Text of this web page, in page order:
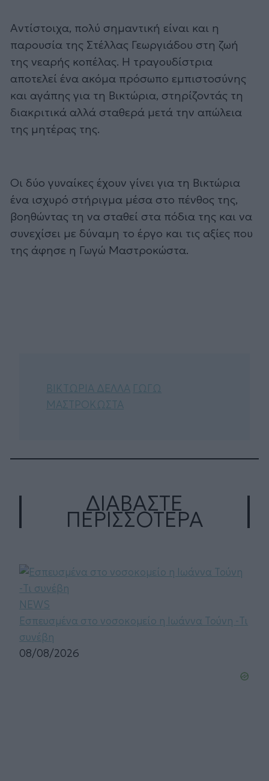
Αντίστοιχα, πολύ σημαντική είναι και η
παρουσία της Στέλλας Γεωργιάδου στη ζωή
της νεαρής κοπέλας. Η τραγουδίστρια
αποτελεί ένα ακόμα πρόσωπο εμπιστοσύνης
και αγάπης για τη Βικτώρια, στηρίζοντάς τη
διακριτικά αλλά σταθερά μετά την απώλεια
της μητέρας της.
Οι δύο γυναίκες έχουν γίνει για τη Βικτώρια
ένα ισχυρό στήριγμα μέσα στο πένθος της,
βοηθώντας τη να σταθεί στα πόδια της και να
συνεχίσει με δύναμη το έργο και τις αξίες που
της άφησε η Γωγώ Μαστροκώστα.
ΒΙΚΤΩΡΙΑ ΔΕΛΛΑ ΓΩΓΩ
ΜΑΣΤΡΟΚΩΣΤΑ
ΔΙΑΒΑΣΤΕ
ΠΕΡΙΣΣΟΤΕΡΑ
NEWS
Εσπευσμένα στο νοσοκομείο η Ιωάννα Τούνη -Τι
συνέβη
08/08/2026